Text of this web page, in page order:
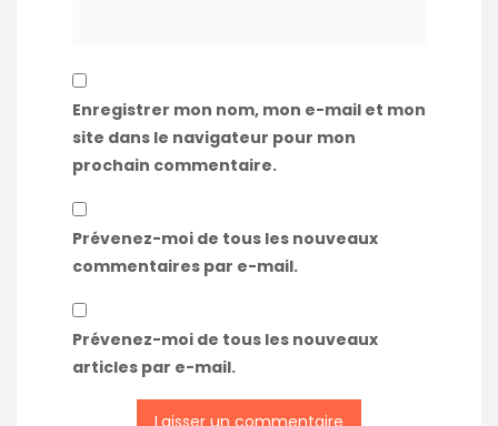
Enregistrer mon nom, mon e-mail et mon
site dans le navigateur pour mon
prochain commentaire.
Prévenez-moi de tous les nouveaux
commentaires par e-mail.
Prévenez-moi de tous les nouveaux
articles par e-mail.